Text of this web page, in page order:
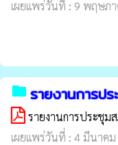
เผยแพร่วันที่ : 9 พฤษภ
folder รายงานการป
รายงานการประชุ
เผยแพร่วันที่ : 4 มีนาคม